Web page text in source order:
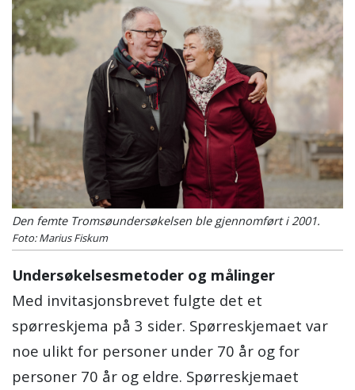
Den femte Tromsøundersøkelsen ble gjennomført i 2001.
Foto: Marius Fiskum
Undersøkelsesmetoder og målinger
Med invitasjonsbrevet fulgte det et
spørreskjema på 3 sider. Spørreskjemaet var
noe ulikt for personer under 70 år og for
personer 70 år og eldre. Spørreskjemaet